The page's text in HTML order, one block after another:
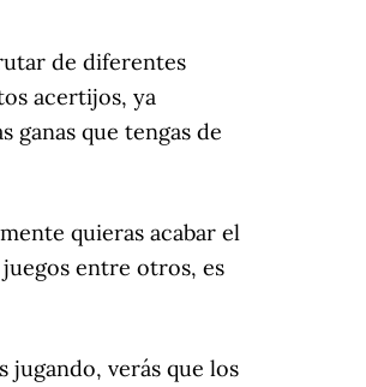
de diferentes
acertijos, ya
que tengas de
quieras acabar el
juegos entre otros, es
jugando, verás que los